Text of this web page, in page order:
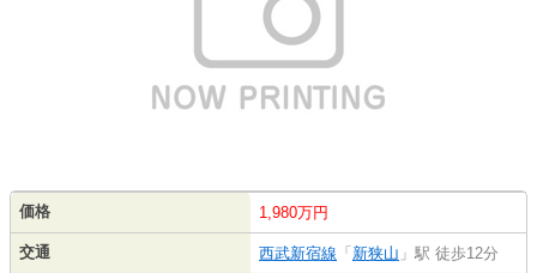
価格 1,980万円
交通 西武新宿線 「 新狭山 」駅 徒歩12分